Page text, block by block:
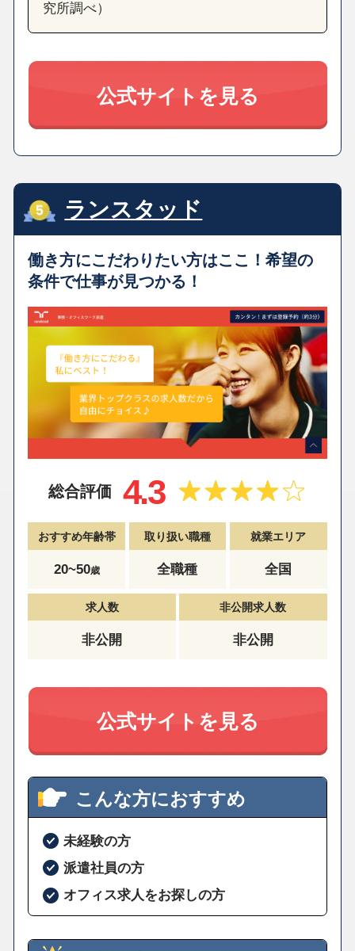
究所調べ）
公式サイトを見る
ランスタッド
働き方にこだわりたい方はここ！希望の
条件で仕事が見つかる！
総合評価 4.3
おすすめ年齢帯
20~50歳
取り扱い職種
全職種
就業エリア
全国
求人数
非公開
非公開求人数
非公開
公式サイトを見る
こんな方におすすめ
未経験の方
派遣社員の方
オフィス求人をお探しの方